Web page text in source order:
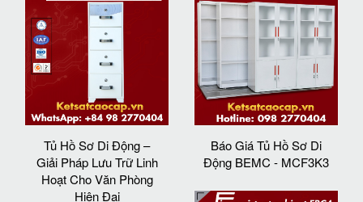
Tủ Hồ Sơ Di Động –
Giải Pháp Lưu Trữ Linh
Hoạt Cho Văn Phòng
Hiện Đại
Báo Giá Tủ Hồ Sơ Di
Động BEMC - MCF3K3